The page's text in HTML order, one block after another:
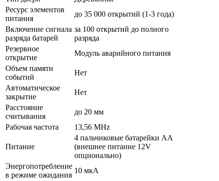
Ресурс элементов
питания
до 35 000 открытий (1-3 года)
Включение сигнала
разряда батарей
за 100 открытий до полного
разряда
Резервное
открытие
Модуль аварийного питания
Объем памяти
событий
Нет
Автоматическое
закрытие
Нет
Расстояние
считывания
до 20 мм
Рабочая частота
13,56 MHz
Питание
4 пальчиковые батарейки AA
(внешнее питание 12V
опционально)
Энергопотребление
в режиме ожидания
10 мкА